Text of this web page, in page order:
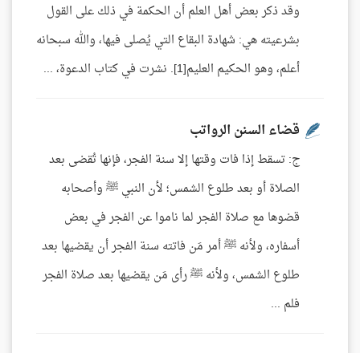
وقد ذكر بعض أهل العلم أن الحكمة في ذلك على القول
بشرعيته هي: شهادة البقاع التي يُصلى فيها، والله سبحانه
أعلم، وهو الحكيم العليم[1]. نشرت في كتاب الدعوة، ...
قضاء السنن الرواتب
ج: تسقط إذا فات وقتها إلا سنة الفجر، فإنها تُقضى بعد
الصلاة أو بعد طلوع الشمس؛ لأن النبي ﷺ وأصحابه
قضوها مع صلاة الفجر لما ناموا عن الفجر في بعض
أسفاره، ولأنه ﷺ أمر مَن فاتته سنة الفجر أن يقضيها بعد
طلوع الشمس، ولأنه ﷺ رأى مَن يقضيها بعد صلاة الفجر
فلم ...